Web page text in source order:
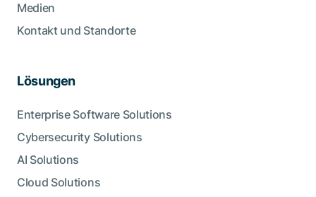
Medien
Kontakt und Standorte
Lösungen
Enterprise Software Solutions
Cybersecurity Solutions
AI Solutions
Cloud Solutions